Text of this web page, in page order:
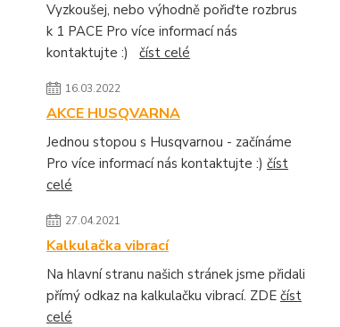
Vyzkoušej, nebo výhodně pořiďte rozbrus
k 1 PACE Pro více informací nás
kontaktujte :) číst celé
16.03.2022
AKCE HUSQVARNA
Jednou stopou s Husqvarnou - začínáme
Pro více informací nás kontaktujte :) číst
celé
27.04.2021
Kalkulačka vibrací
Na hlavní stranu našich stránek jsme přidali
přímý odkaz na kalkulačku vibrací. ZDE číst
celé